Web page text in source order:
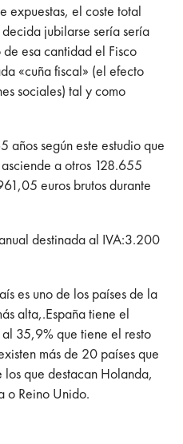
expuestas, el coste total
jubilarse sería sería
esa cantidad el Fisco
«cuña fiscal» (el efecto
sociales) tal y como
años según este estudio que
a otros 128.655
euros brutos durante
destinada al IVA:3.200
es uno de los países de la
alta,.España tiene el
35,9% que tiene el resto
más de 20 países que
los que destacan Holanda,
o Reino Unido.